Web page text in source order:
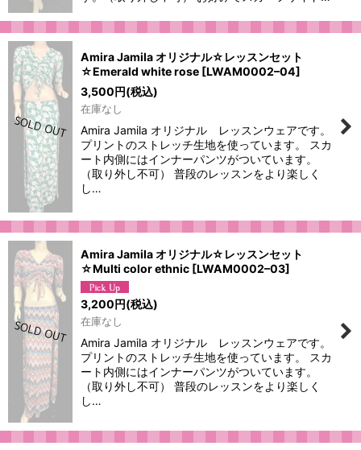
Amira Jamila オリジナル☆レッスンセット
☆Emerald white rose [LWAM0002–04]
3,500円(税込)
在庫なし
Amira Jamila オリジナル レッスンウェアです。
プリントのストレッチ生地を使っています。 スカ
ート内側にはインナーパンツがついています。
（取り外し不可） 普段のレッスンをより楽しく
し…
Amira Jamila オリジナル☆レッスンセット
☆Multi color ethnic [LWAM0002–03]
3,200円(税込)
在庫なし
Amira Jamila オリジナル レッスンウェアです。
プリントのストレッチ生地を使っています。 スカ
ート内側にはインナーパンツがついています。
（取り外し不可） 普段のレッスンをより楽しく
し…